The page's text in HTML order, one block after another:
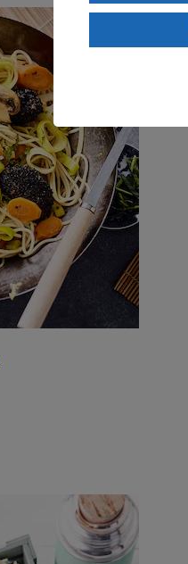
Wenn du auf
ein, dass deine
einem nach
Risiko eines